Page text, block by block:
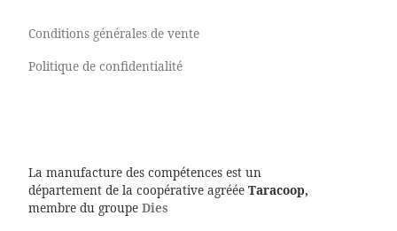
Conditions générales de vente
Politique de confidentialité
La manufacture des compétences est un
département de la coopérative agrééeTaracoop,
membre du groupe Dies